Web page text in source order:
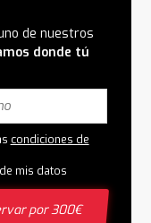
de nuestros
donde tú
condiciones de
mis datos
por 300€